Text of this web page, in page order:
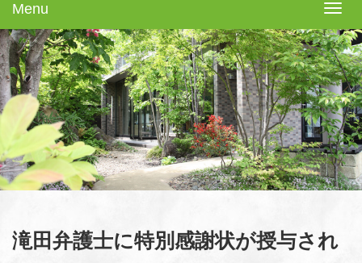
Menu
滝田弁護士に特別感謝状が授与され